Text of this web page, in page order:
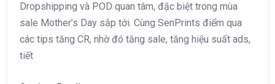
Dropshipping và POD quan tâm, đặc biệt trong mùa
sale Mother’s Day sắp tới. Cùng SenPrints điểm qua
các tips tăng CR, nhờ đó tăng sale, tăng hiệu suất ads,
tiết